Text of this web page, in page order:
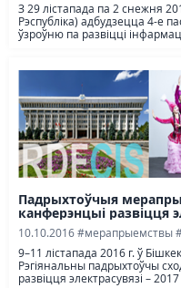
З 29 лістапада па 2 снежня
Рэспубліка) адбудзецца 4-е
ўзроўню па развіцці
Падрыхтоўчыя
канферэнцыі развіцця
10.10.2016#мерапрыемствы
9–11 лістапада 2016 г. ў
Рэгіянальны падрыхтоўчы
развіцця электрасувязі –